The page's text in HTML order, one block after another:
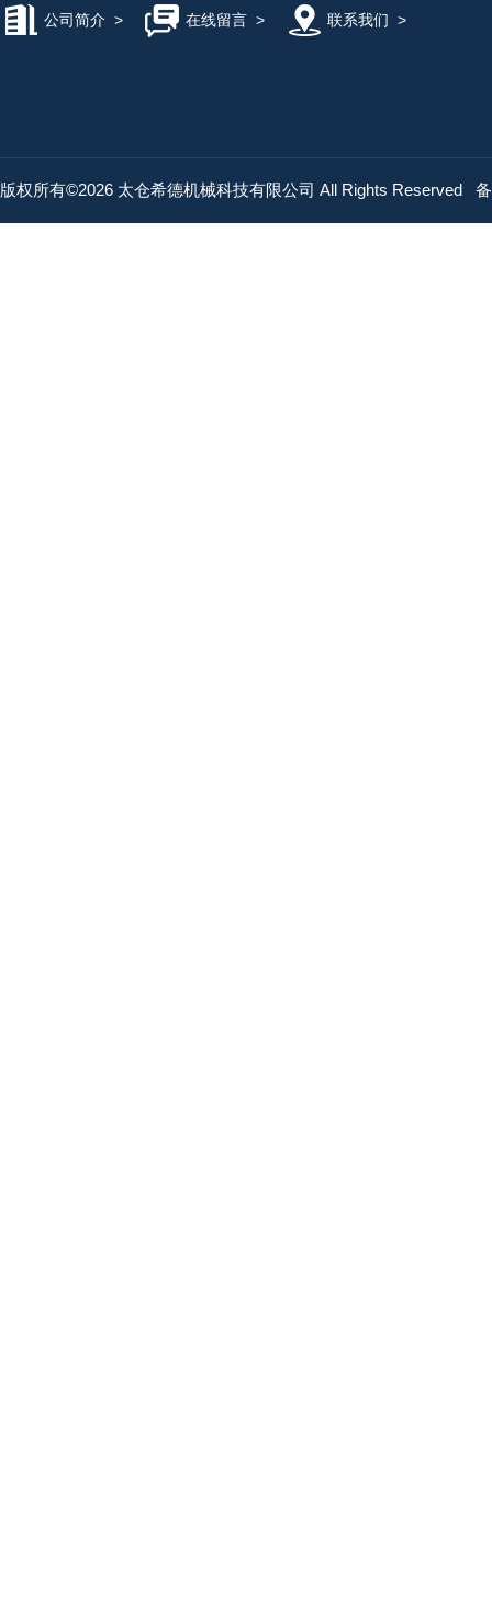
公司简介 > 在线留言> 联系我们 >
版权所有©2026 太仓希德机械科技有限公司 All Rights Reserved